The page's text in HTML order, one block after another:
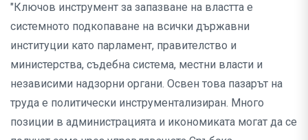
"Ключов инструмент за запазване на властта е
системното подкопаване на всички държавни
институции като парламент, правителство и
министерства, съдебна система, местни власти и
независими надзорни органи. Освен това пазарът на
труда е политически инструментализиран. Много
позиции в администрацията и икономиката могат да се